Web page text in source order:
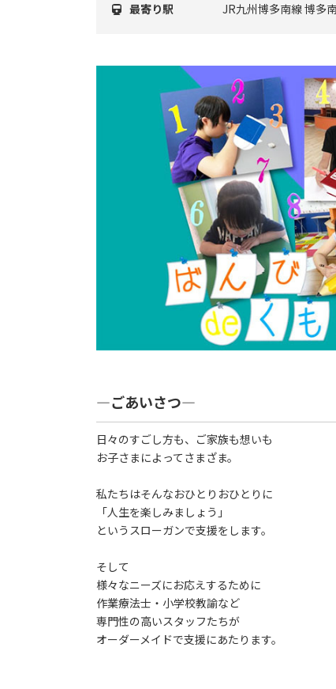
最寄り駅
JR九州博多南線 博多
―ごあいさつ―
日々のすごし方も、ご家族も想いも
お子さまによってさまざま。
私たちはそんなおひとりおひとりに
「人生を楽しみましょう」
というスローガンで支援をします。
そして
様々なニーズにお応えするために
作業療法士・小学校教諭など
専門性の高いスタッフたちが
オーダーメイドで支援にあたります。